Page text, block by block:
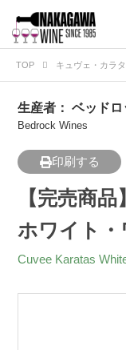
TOP キュヴェ・カラ
生産者：ベッド
Bedrock Wines
印刷する
【完売商
ホワイト
Cuvee Karatas